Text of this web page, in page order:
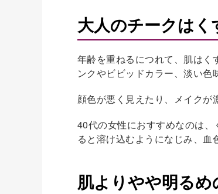
大人のチークは
年齢を重ねるにつれて、肌は
ンクやビビッドカラー、淡い色
顔色が悪く見えたり、メイクが
40代の女性におすすめなのは
ると溶け込むようになじみ、血
肌よりやや明る